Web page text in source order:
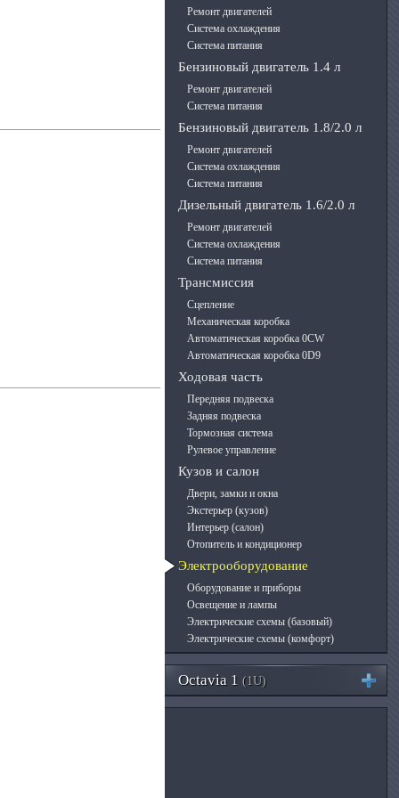
Ремонт двигателей
Система охлаждения
Система питания
Бензиновый двигатель 1.4 л
Ремонт двигателей
Система питания
Бензиновый двигатель 1.8/2.0 л
Ремонт двигателей
Система охлаждения
Система питания
Дизельный двигатель 1.6/2.0 л
Ремонт двигателей
Система охлаждения
Система питания
Трансмиссия
Сцепление
Механическая коробка
Автоматическая коробка 0CW
Автоматическая коробка 0D9
Ходовая часть
Передняя подвеска
Задняя подвеска
Тормозная система
Рулевое управление
Кузов и салон
Двери, замки и окна
Экстерьер (кузов)
Интерьер (салон)
Отопитель и кондиционер
Электрооборудование
Оборудование и приборы
Освещение и лампы
Электрические схемы (базовый)
Электрические схемы (комфорт)
Octavia 1 (1U)